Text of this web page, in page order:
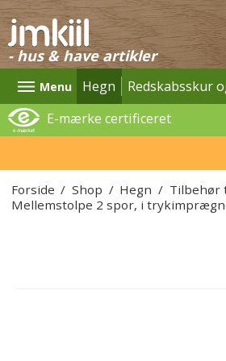
- hus & have artikler
Menu Hegn Redskabsskur
E-mærke certificeret
Forside / Shop / Hegn / Tilbehør
Mellemstolpe 2 spor, i